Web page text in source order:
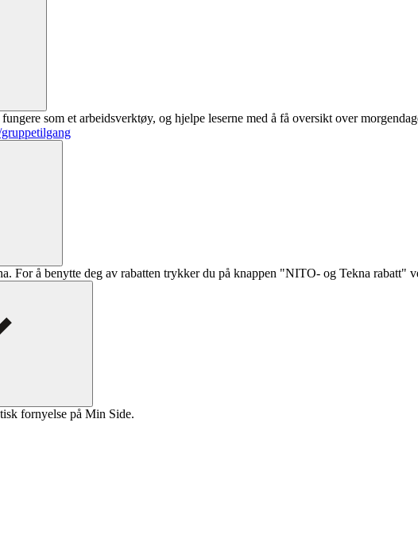
som et arbeidsverktøy, og hjelpe leserne med å få oversikt over
For å benytte deg av rabatten trykker du på knappen "NITO- og Tekna rabatt"
fornyelse på Min Side.